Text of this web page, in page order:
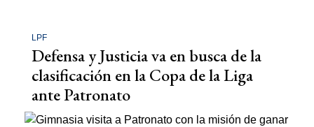
LPF
Defensa y Justicia va en busca de la
clasificación en la Copa de la Liga
ante Patronato